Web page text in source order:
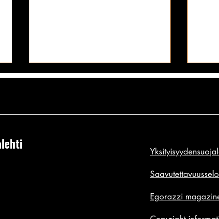
Blondin Playboy-povipommin
silikonit esillä!
Andrea Kuoni ei nimenä sano
edes yrittää saada nimiinsä vuoden
Ne
Egorazzi